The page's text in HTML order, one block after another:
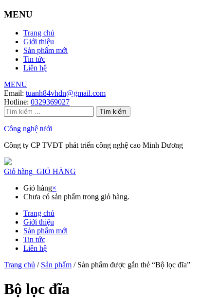
MENU
Trang chủ
Giới thiệu
Sản phẩm mới
Tin tức
Liên hệ
MENU
Email: tuanh84vhdn@gmail.com
Hotline: 0329369027
Tìm
kiếm
cho:
Công nghệ tưới
Công ty CP TVĐT phát triển công nghệ cao Minh Dương
Giỏ hàng GIỎ HÀNG
Giỏ hàng×
Chưa có sản phẩm trong giỏ hàng.
Trang chủ
Giới thiệu
Sản phẩm mới
Tin tức
Liên hệ
Trang chủ / Sản phẩm / Sản phẩm được gắn thẻ “Bộ lọc đĩa”
Bộ lọc đĩa